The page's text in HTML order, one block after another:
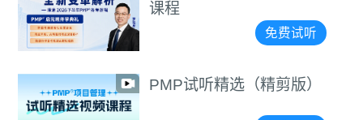
课程
免费试听
PMP试听精选（精剪版）